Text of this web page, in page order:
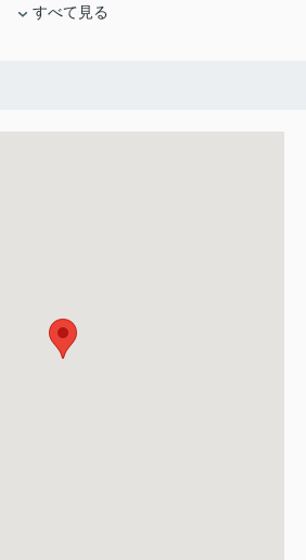
すべて見る